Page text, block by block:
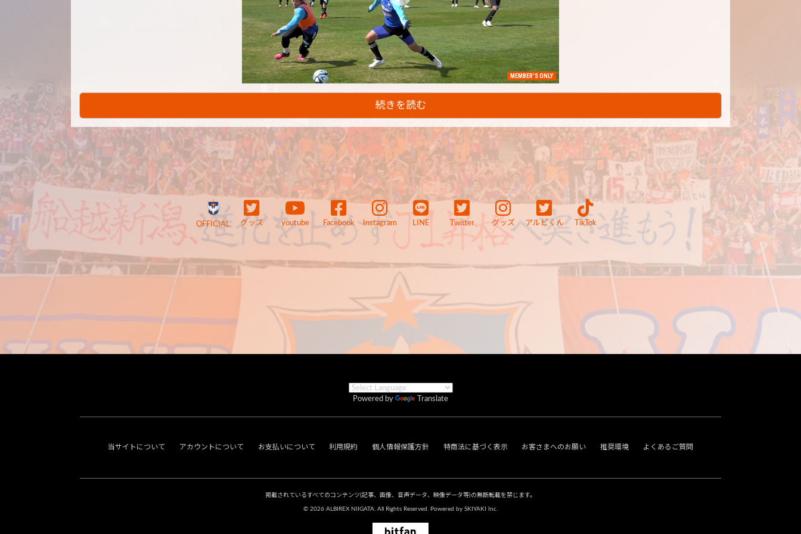
MEMBER'S ONLY
続きを読む
OFFICIAL グッズ youtube Facebook Instagram LINE Twitter グッズ アルビくん TikTok
Powered by Translate
当サイトについて アカウントについて お支払いについて 利用規約 個人情報保護方針 特商法に基づく表示 お客さまへのお願い 推奨環境 よくあるご質問
掲載されているすべてのコンテンツ(記事、画像、音声データ、映像データ等)の無断転載を禁じます。
© 2026 ALBIREX NIIGATA. All Rights Reserved. Powered by SKIYAKI Inc.